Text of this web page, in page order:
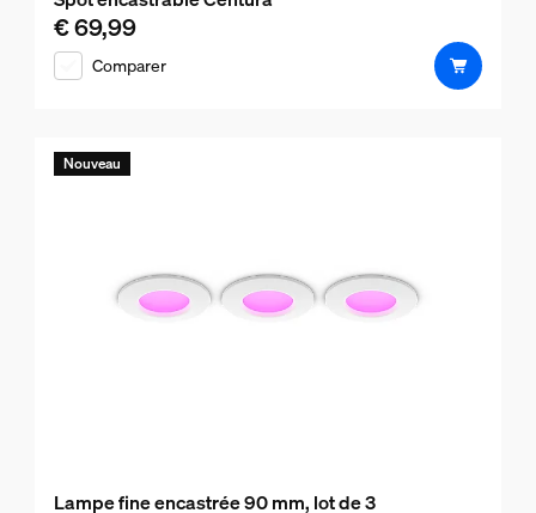
Le prix actuel est € 69,99
€ 69,99
Comparer
Nouveau
Lampe fine encastrée 90 mm, lot de 3